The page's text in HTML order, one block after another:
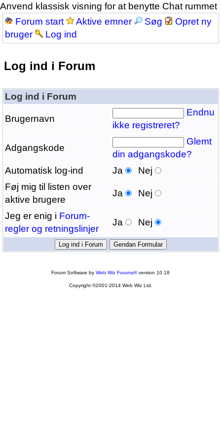
Anvend klassisk visning for at benytte Chat rummet
Forum start
Aktive emner Søg
Opret ny
bruger
Log ind
Log ind i Forum
Log ind i Forum
Brugernavn
Endnu
ikke registreret?
Adgangskode
Glemt
din adgangskode?
Automatisk log-ind
Ja
Nej
Føj mig til listen over
aktive brugere
Ja Nej
Jeg er enig i Forum-
regler og retningslinjer
Ja Nej
Forum Software by Web Wiz Forums®version 10.18
Copyright ©2001-2014 Web Wiz Ltd.